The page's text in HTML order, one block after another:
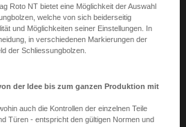
Roto NT bietet eine Möglichkeit der Auswahl
welche von sich beiderseitig
und Möglichkeiten seiner Einstellungen. In
in verschiedenen Markierungen der
der Schliessungbolzen.
der Idee bis zum ganzen Produktion mit
auch die Kontrollen der einzelnen Teile
Türen - entspricht den gültigen Normen und